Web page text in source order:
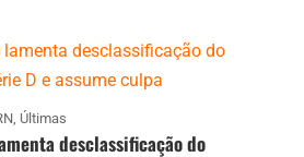
, Últimas
desclassificação do